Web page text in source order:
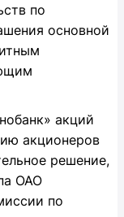
по
основной
акций
акционеров
решение,
ОАО
по